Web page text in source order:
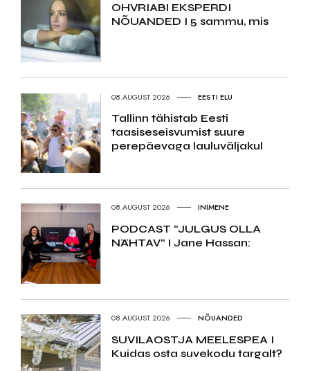
OHVRIABI EKSPERDI
NÕUANDED I 5 sammu, mis
08.AUGUST 2026 EESTI ELU
Tallinn tähistab Eesti
taasiseseisvumist suure
perepäevaga lauluväljakul
08.AUGUST 2026 INIMENE
PODCAST “JULGUS OLLA
NÄHTAV” I Jane Hassan:
08.AUGUST 2026 NÕUANDED
SUVILAOSTJA MEELESPEA I
Kuidas osta suvekodu targalt?